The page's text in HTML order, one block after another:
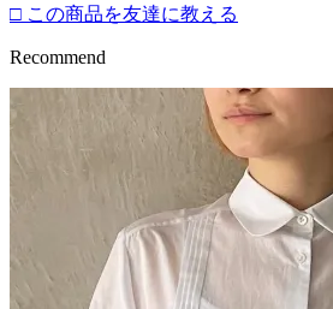
□ この商品を友達に教える
Recommend